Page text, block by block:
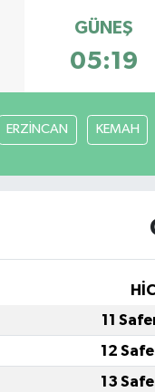
GÜNEŞ
05:19
ERZİNCAN KEMAH
11
12
13